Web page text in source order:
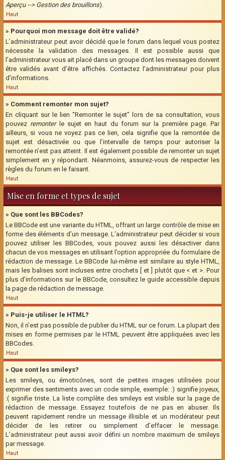
Aperçu --> Gestion des brouillons).
Haut
» Pourquoi mon message doit être validé?
L’administrateur peut avoir décidé que le forum dans lequel vous postez
nécessite la validation des messages. Il est possible aussi que
l’administrateur vous ait placé dans un groupe dont les messages doivent
être validés avant d’être affichés. Contactez l’administrateur pour plus
d’informations.
Haut
» Comment remonter mon sujet?
En cliquant sur le lien “Remonter le sujet” lors de sa consultation, vous
pouvez remonterle sujet en haut du forum sur la première page. Par
ailleurs, si vous ne voyez pas ce lien, cela signifie que la remontée de
sujet est désactivée ou que l’intervalle de temps pour autoriser la
remontée n’est pas atteint. Il est également possible de remonter un sujet
simplement en y répondant. Néanmoins, assurez-vous de respecter les
règles du forum en le faisant.
Haut
Mise en forme et types de sujet
» Que sont les BBCodes?
Le BBCode est une variante du HTML, offrant un large contrôle de mise en
forme des éléments d’un message. L’administrateur peut décider si vous
pouvez utiliser les BBCodes, vous pouvez aussi les désactiver dans
chacun de vos messages en utilisant l’option appropriée du formulaire de
rédaction de message. Le BBCode lui-même est similaire au style HTML,
mais les balises sont incluses entre crochets [ et ] plutôt que < et >. Pour
plus d’informations sur le BBCode, consultez le guide accessible depuis
la page de rédaction de message.
Haut
» Puis-je utiliser le HTML?
Non, il n’est pas possible de publier du HTML sur ce forum. La plupart des
mises en forme permises par le HTML peuvent être appliquées avec les
BBCodes.
Haut
» Que sont les smileys?
Les smileys, ou émoticônes, sont de petites images utilisées pour
exprimer des sentiments avec un code simple, exemple: :) signifie joyeux,
:( signifie triste. La liste complète des smileys est visible sur la page de
rédaction de message. Essayez toutefois de ne pas en abuser. Ils
peuvent rapidement rendre un message illisible et un modérateur peut
décider de les retirer ou simplement d’effacer le message.
L’administrateur peut aussi avoir défini un nombre maximum de smileys
par message.
Haut